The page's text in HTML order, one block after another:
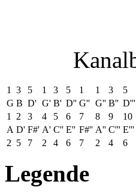
1 3 5 1 3 5 1 1 3
5
G B D' G' B' D'' G'' G'' B'' D'''
1
2 3 4 5 6 7 8 9
10
A D' F#' A' C'' E'' F#'' A'' C''' E'''
2 5 7 2 4 6 7 2 4 6
Legende